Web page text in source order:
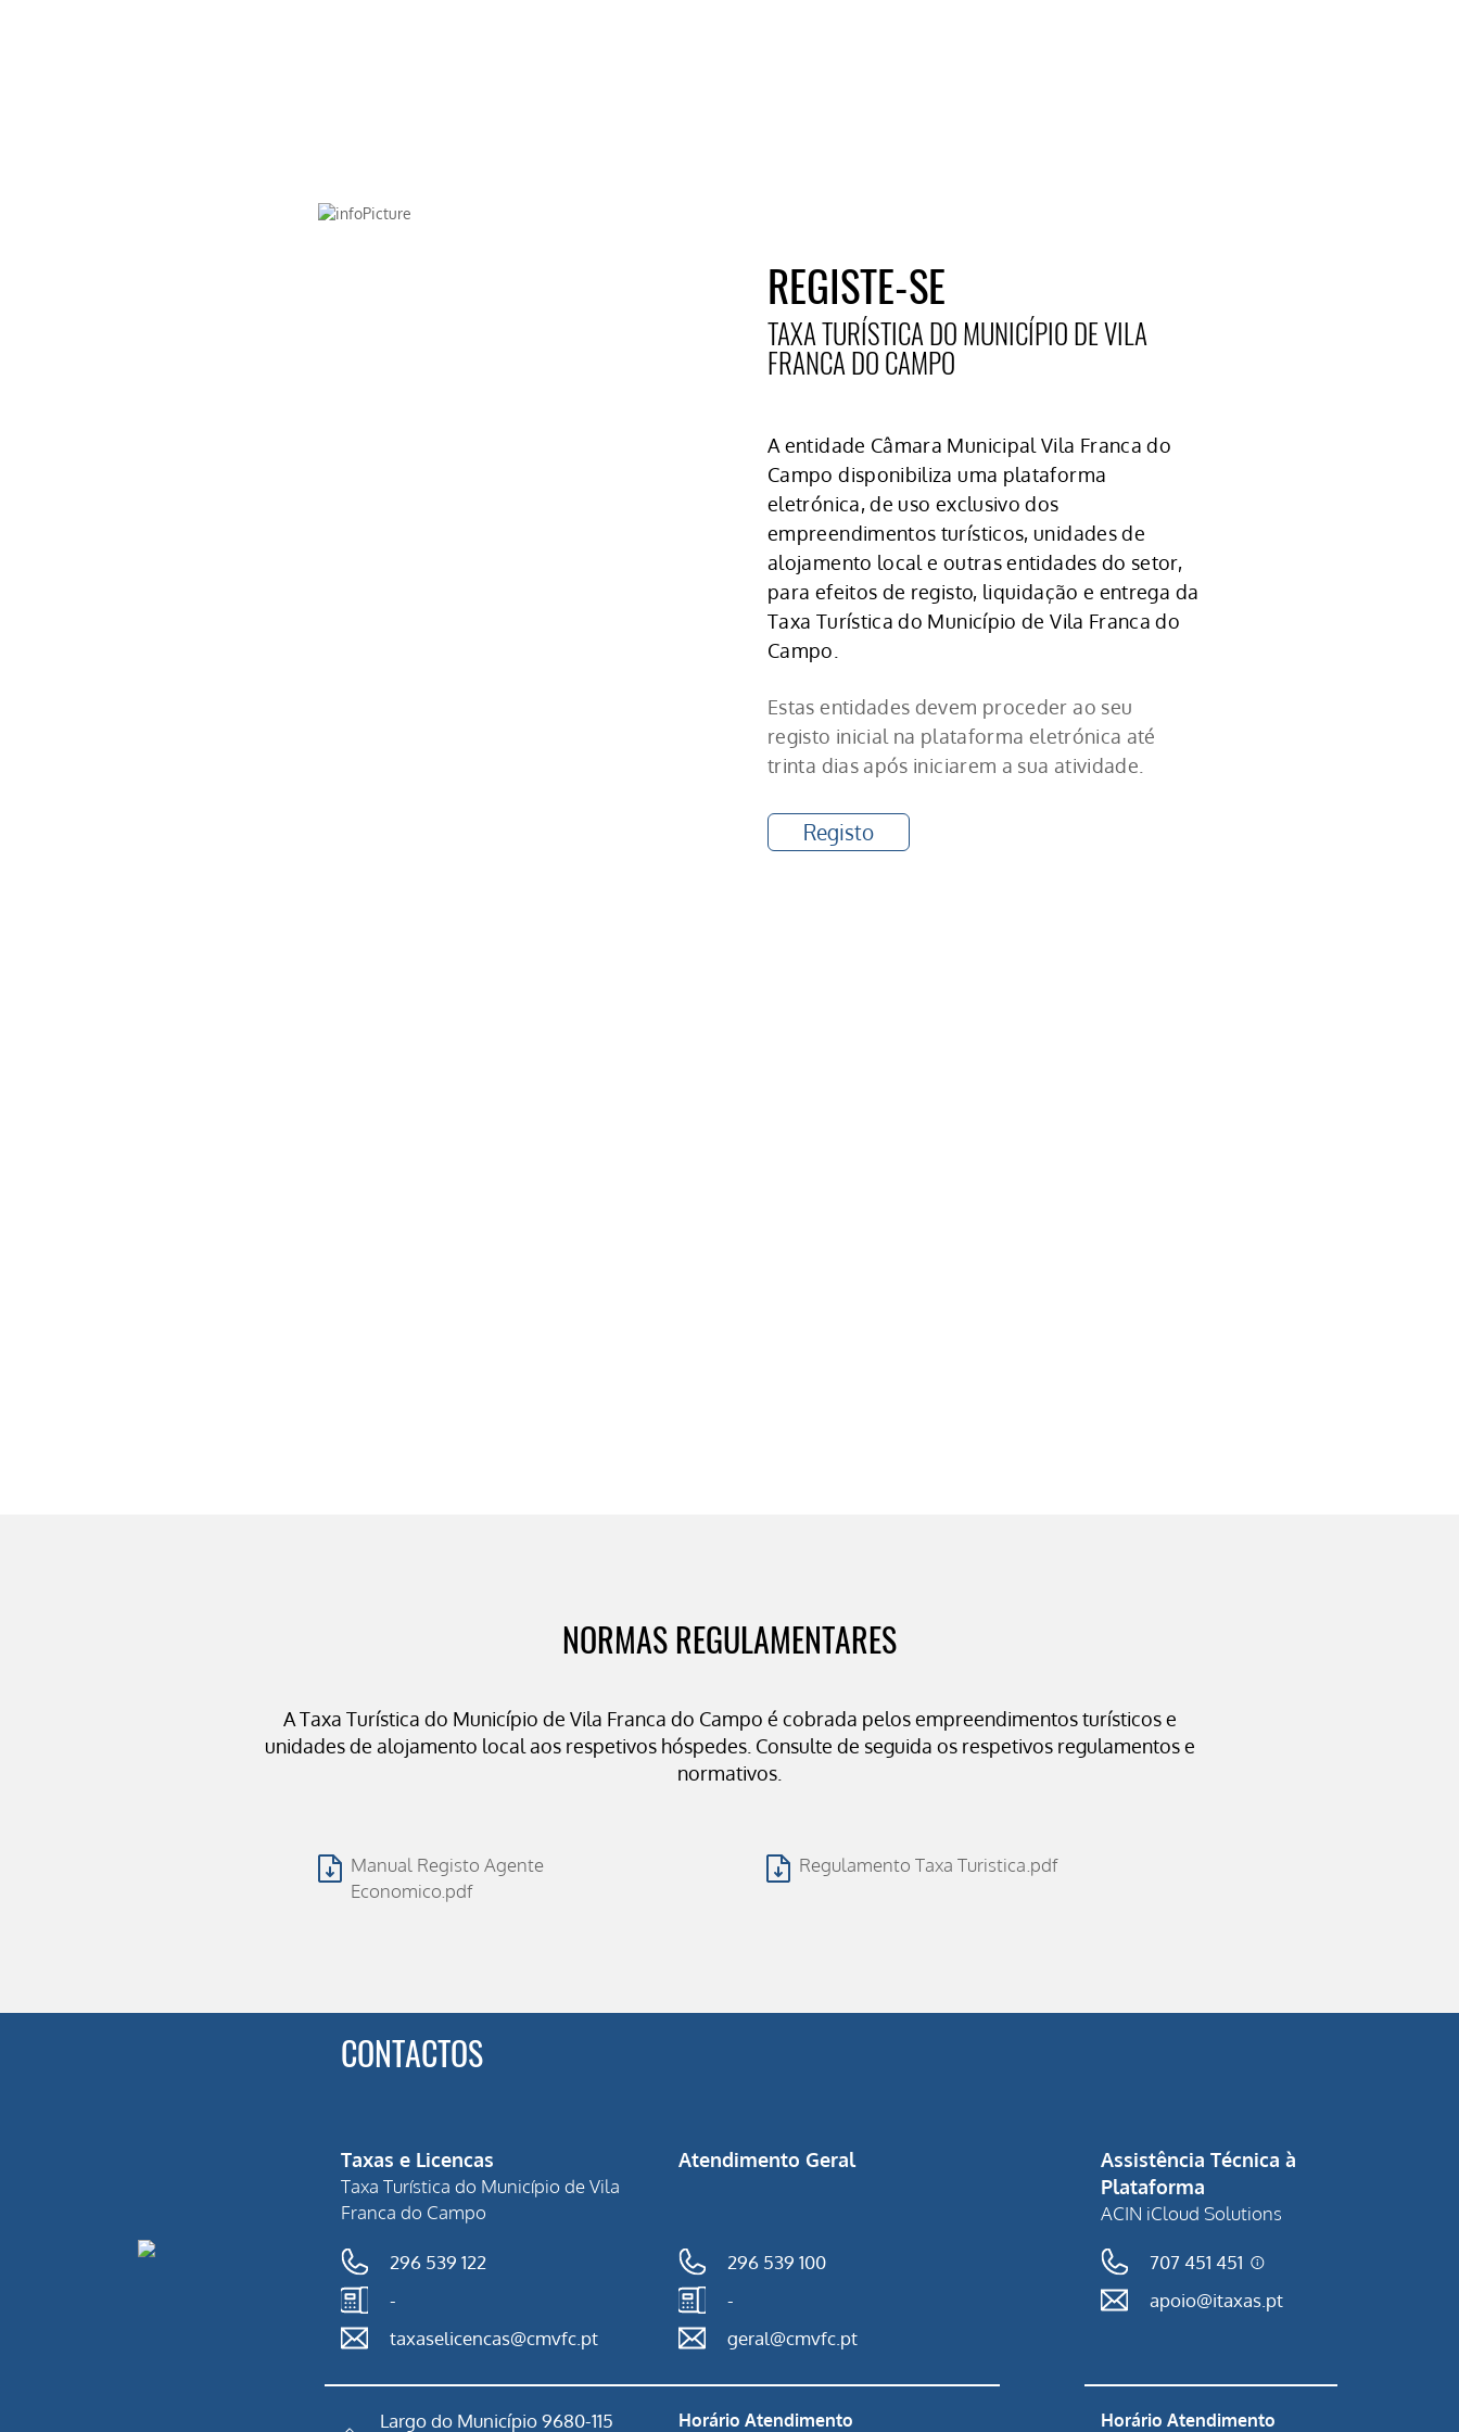
REGISTE-SE
TAXA TURÍSTICA DO MUNICÍPIO DE VILA
FRANCA DO CAMPO
A entidade Câmara Municipal Vila Franca do
Campo disponibiliza uma plataforma
eletrónica, de uso exclusivo dos
empreendimentos turísticos, unidades de
alojamento local e outras entidades do setor,
para efeitos de registo, liquidação e entrega da
Taxa Turística do Município de Vila Franca do
Campo.
Estas entidades devem proceder ao seu
registo inicial na plataforma eletrónica até
trinta dias após iniciarem a sua atividade.
Registo
NORMAS REGULAMENTARES
A Taxa Turística do Município de Vila Franca do Campo é cobrada pelos empreendimentos turísticos e
unidades de alojamento local aos respetivos hóspedes. Consulte de seguida os respetivos regulamentos e
normativos.
Manual Registo Agente
Economico.pdf
Regulamento Taxa Turistica.pdf
CONTACTOS
Taxas e Licencas
Taxa Turística do Município de Vila
Franca do Campo
Atendimento Geral
Assistência Técnica à
Plataforma
ACIN iCloud Solutions
296 539 122
-
taxaselicencas@cmvfc.pt
296 539 100
-
geral@cmvfc.pt
707 451 451
apoio@itaxas.pt
Largo do Município 9680-115 Horário Atendimento Horário Atendimento